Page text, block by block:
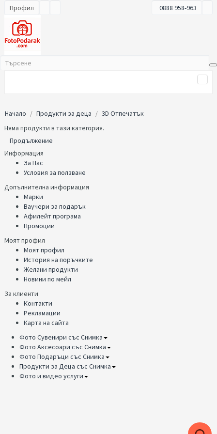
Профил 0888 958-963
Начало Продукти за деца
3D Отпечатък
Няма продукти в тази категория.
Продължение
Информация
За Нас
Условия за ползване
Допълнителна информация
Марки
Ваучери за подарък
Афилейт програма
Промоции
Моят профил
Моят профил
История на поръчките
Желани продукти
Новини по мейл
За клиенти
Контакти
Рекламации
Карта на сайта
Фото Сувенири със Снимка
Фото Аксесоари със Снимка
Фото Подаръци със Снимка
Продукти за Деца със Снимка
Фото и видео услуги